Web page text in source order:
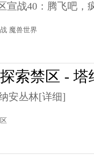
宣战40：腾飞吧，
魔兽世界
索禁区 - 塔
安丛林[详细]